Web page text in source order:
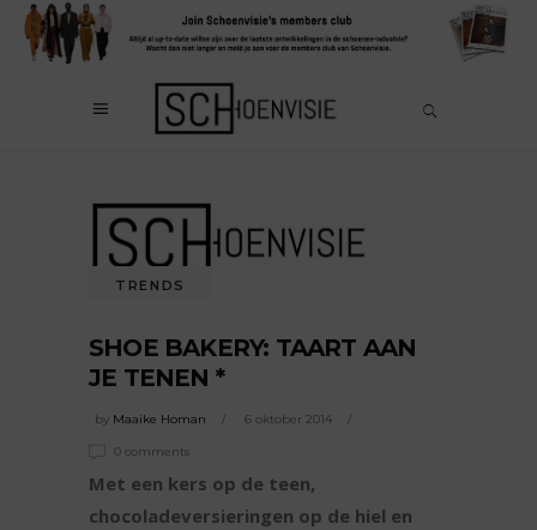
TRENDS
SHOE BAKERY: TAART AAN
JE TENEN *
by Maaike Homan 6 oktober 2014
0 comments
Met een kers op de teen,
chocoladeversieringen op de hiel en